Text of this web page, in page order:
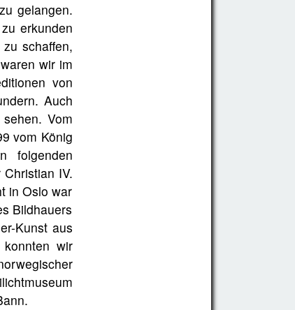
gelangen.
erkunden
schaffen,
wir im
von
Auch
Vom
vom König
folgenden
IV.
in Oslo war
Bildhauers
Kunst aus
wir